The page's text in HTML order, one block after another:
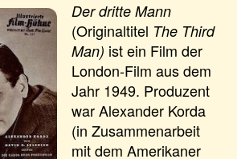
Der dritte Mann
(Originaltitel The Third
Man) ist ein Film der
London-Film aus dem
Jahr 1949. Produzent
war Alexander Korda
(in Zusammenarbeit
mit dem Amerikaner